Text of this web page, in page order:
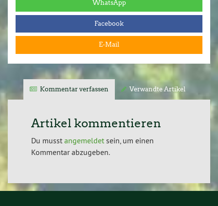
WhatsApp
Facebook
E-Mail
Kommentar verfassen Verwandte Artikel
Artikel kommentieren
Du musst angemeldet sein, um einen
Kommentar abzugeben.